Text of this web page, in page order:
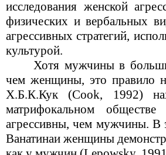
исследования женской
физических и вербальных
агрессивных стратегий,
культурой.
Хотя мужчины в
чем женщины, это правило
Х.Б.К.Кук (Cook, 1992)
матрифокальном
агрессивны, чем мужчины. В
Ванатинаи женщины